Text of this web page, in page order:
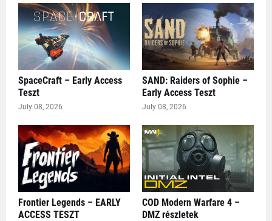
SpaceCraft – Early Access
Teszt
July 08, 2026
SAND: Raiders of Sophie –
Early Access Teszt
July 08, 2026
Frontier Legends – EARLY
ACCESS TESZT
COD Modern Warfare 4 –
DMZ részletek